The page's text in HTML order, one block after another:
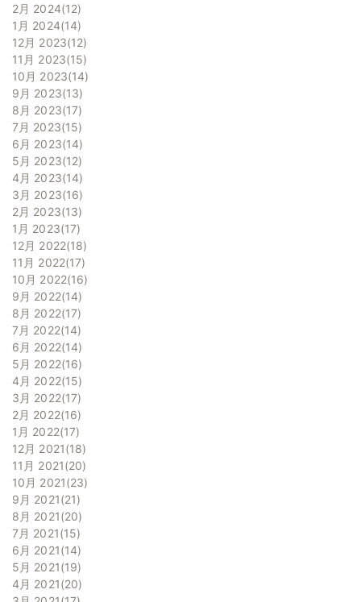
2月 2024 12
1月 2024 14
12月 2023 12
11月 2023 15
10月 2023 14
9月 2023 13
8月 2023 17
7月 2023 15
6月 2023 14
5月 2023 12
4月 2023 14
3月 2023 16
2月 2023 13
1月 2023 17
12月 2022 18
11月 2022 17
10月 2022 16
9月 2022 14
8月 2022 17
7月 2022 14
6月 2022 14
5月 2022 16
4月 2022 15
3月 2022 17
2月 2022 16
1月 2022 17
12月 2021 18
11月 2021 20
10月 2021 23
9月 2021 21
8月 2021 20
7月 2021 15
6月 2021 14
5月 2021 19
4月 2021 20